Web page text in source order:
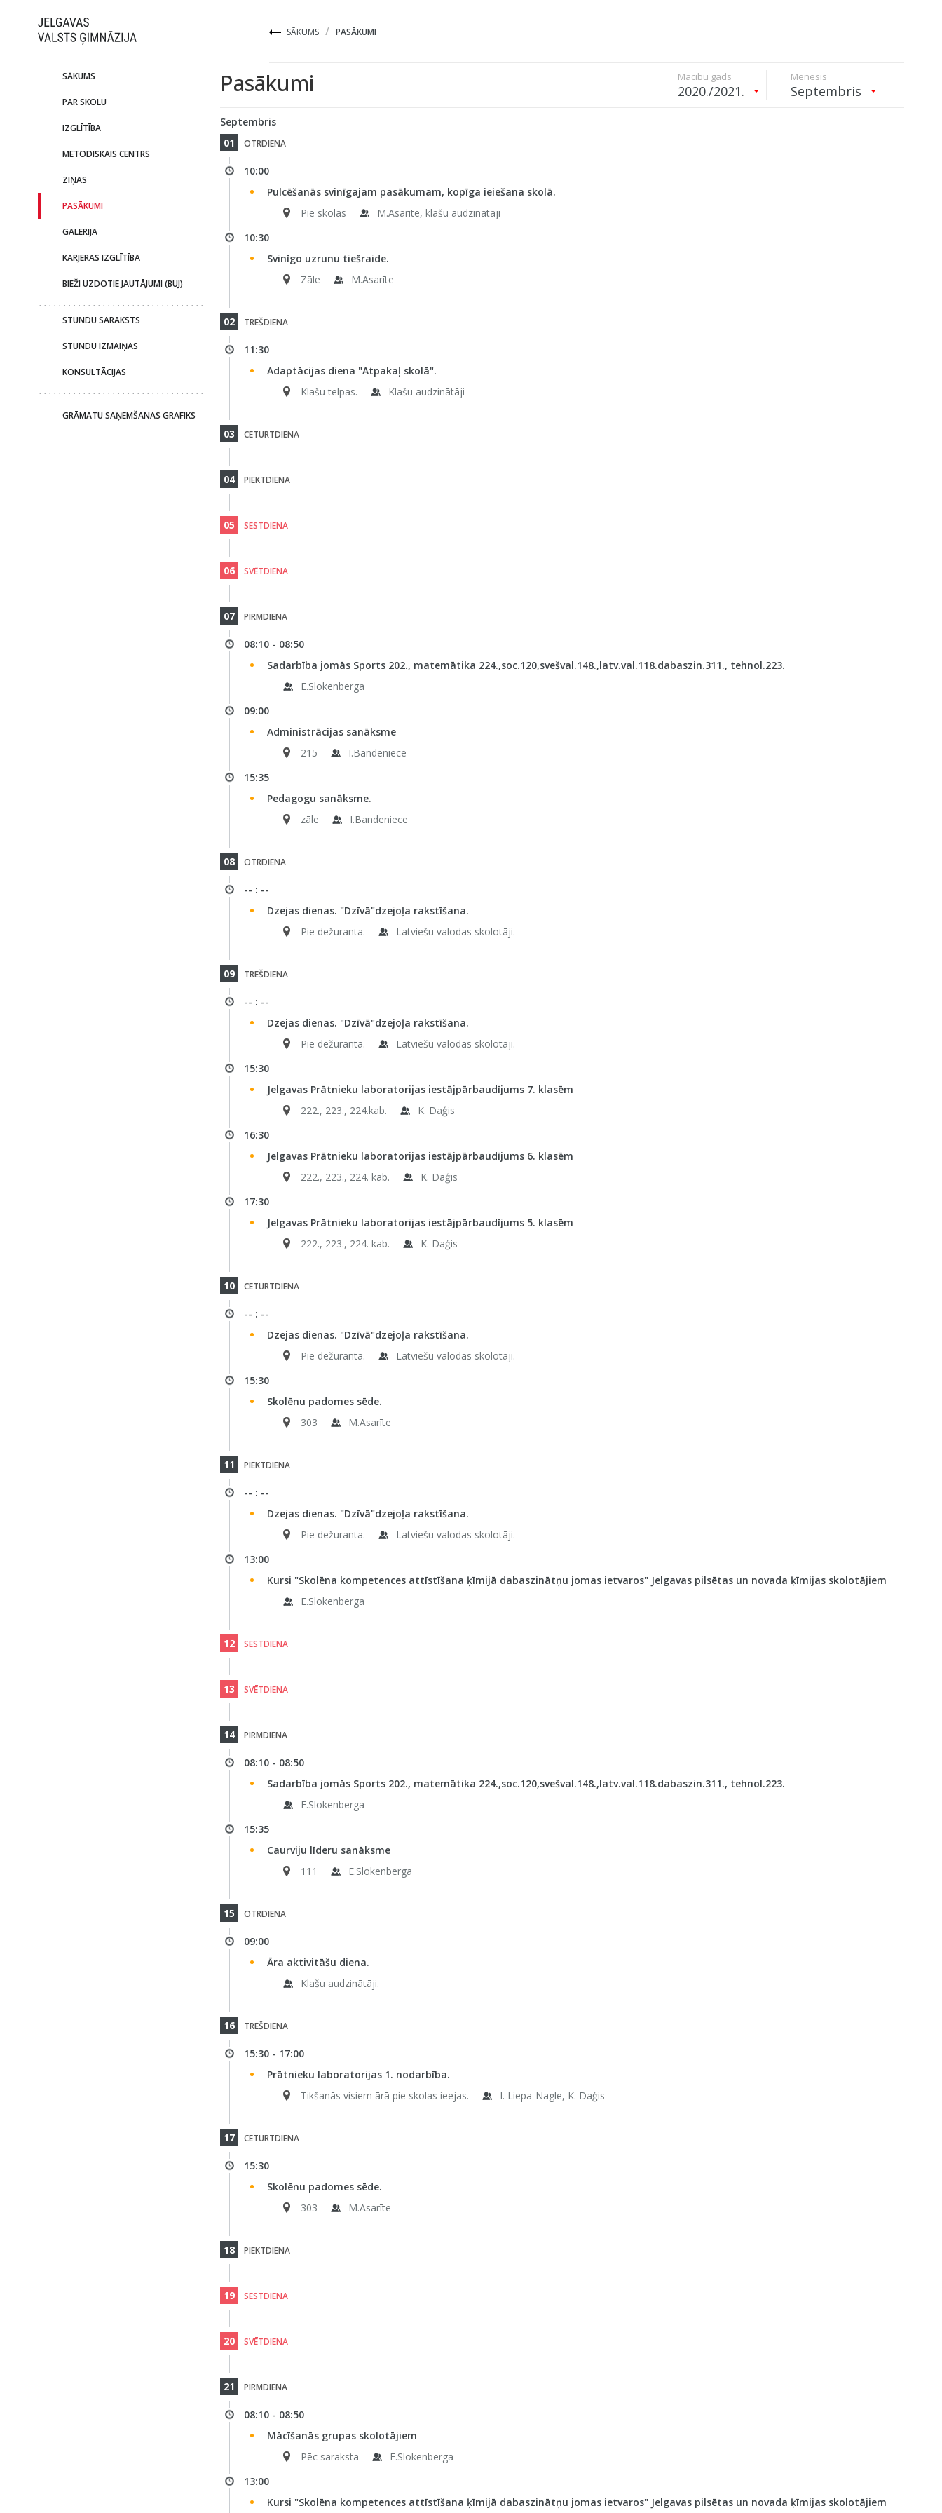
SĀKUMS PASĀKUMI
SĀKUMS
PAR SKOLU
IZGLĪTĪBA
METODISKAIS CENTRS
ZIŅAS
PASĀKUMI
GALERIJA
KARJERAS IZGLĪTĪBA
BIEŽI UZDOTIE JAUTĀJUMI (BUJ)
STUNDU SARAKSTS
STUNDU IZMAIŅAS
KONSULTĀCIJAS
GRĀMATU SAŅEMŠANAS GRAFIKS
Pasākumi Mācību gads
2020./2021.
Mēnesis
Septembris
Septembris
01
OTRDIENA
10:00
Pulcēšanās svinīgajam pasākumam, kopīga ieiešana skolā.
Pie skolas
M.Asarīte, klašu audzinātāji
10:30
Svinīgo uzrunu tiešraide.
Zāle
M.Asarīte
02 TREŠDIENA
11:30
Adaptācijas diena "Atpakaļ skolā".
Klašu telpas.
Klašu audzinātāji
03 CETURTDIENA
04 PIEKTDIENA
05 SESTDIENA
06 SVĒTDIENA
07 PIRMDIENA
08:10 - 08:50
Sadarbība jomās Sports 202., matemātika 224.,soc.120,svešval.148.,latv.val.118.dabaszin.311., tehnol.223.
E.Slokenberga
09:00
Administrācijas sanāksme
215
I.Bandeniece
15:35
Pedagogu sanāksme.
zāle
I.Bandeniece
08 OTRDIENA
-- : --
Dzejas dienas. "Dzīvā"dzejoļa rakstīšana.
Pie dežuranta.
Latviešu valodas skolotāji.
09 TREŠDIENA
-- : --
Dzejas dienas. "Dzīvā"dzejoļa rakstīšana.
Pie dežuranta.
Latviešu valodas skolotāji.
15:30
Jelgavas Prātnieku laboratorijas iestājpārbaudījums 7. klasēm
222., 223., 224.kab.
K. Daģis
16:30
Jelgavas Prātnieku laboratorijas iestājpārbaudījums 6. klasēm
222., 223., 224. kab.
K. Daģis
17:30
Jelgavas Prātnieku laboratorijas iestājpārbaudījums 5. klasēm
222., 223., 224. kab.
K. Daģis
10 CETURTDIENA
-- : --
Dzejas dienas. "Dzīvā"dzejoļa rakstīšana.
Pie dežuranta.
Latviešu valodas skolotāji.
15:30
Skolēnu padomes sēde.
303
M.Asarīte
11 PIEKTDIENA
-- : --
Dzejas dienas. "Dzīvā"dzejoļa rakstīšana.
Pie dežuranta.
Latviešu valodas skolotāji.
13:00
Kursi "Skolēna kompetences attīstīšana ķīmijā dabaszinātņu jomas ietvaros" Jelgavas pilsētas un novada ķīmijas skolotājiem
E.Slokenberga
12 SESTDIENA
13 SVĒTDIENA
14 PIRMDIENA
08:10 - 08:50
Sadarbība jomās Sports 202., matemātika 224.,soc.120,svešval.148.,latv.val.118.dabaszin.311., tehnol.223.
E.Slokenberga
15:35
Caurviju līderu sanāksme
111
E.Slokenberga
15 OTRDIENA
09:00
Āra aktivitāšu diena.
Klašu audzinātāji.
16 TREŠDIENA
15:30 - 17:00
Prātnieku laboratorijas 1. nodarbība.
Tikšanās visiem ārā pie skolas ieejas.
I. Liepa-Nagle, K. Daģis
17 CETURTDIENA
15:30
Skolēnu padomes sēde.
303
M.Asarīte
18 PIEKTDIENA
19 SESTDIENA
20 SVĒTDIENA
21 PIRMDIENA
08:10 - 08:50
Mācīšanās grupas skolotājiem
Pēc saraksta
E.Slokenberga
13:00
Kursi "Skolēna kompetences attīstīšana ķīmijā dabaszinātņu jomas ietvaros" Jelgavas pilsētas un novada ķīmijas skolotājiem